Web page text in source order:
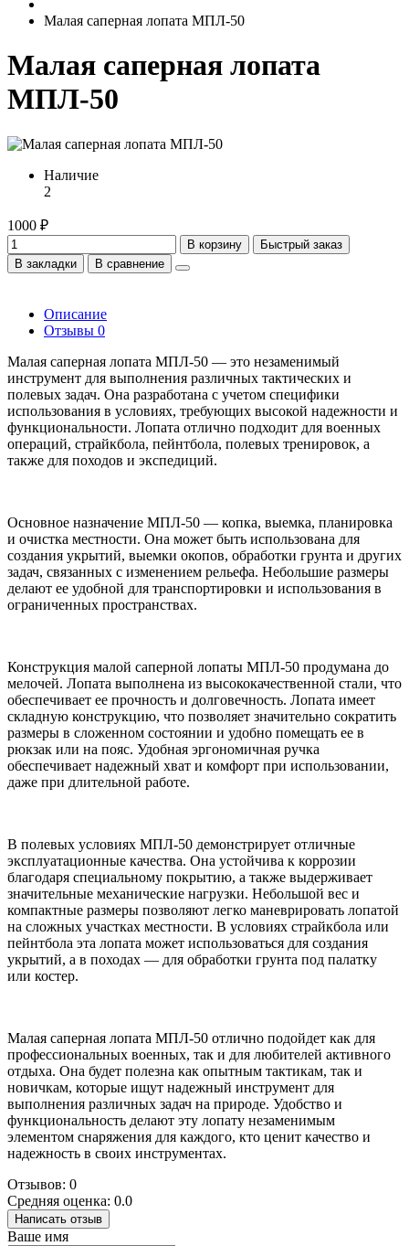
Малая саперная лопата МПЛ-50
Малая саперная лопата
МПЛ-50
Наличие
2
1000 ₽
В корзину
Быстрый заказ
В закладки
В сравнение
Описание
Отзывы 0
Малая саперная лопата МПЛ-50 — это незаменимый
инструмент для выполнения различных тактических и
полевых задач. Она разработана с учетом специфики
использования в условиях, требующих высокой надежности и
функциональности. Лопата отлично подходит для военных
операций, страйкбола, пейнтбола, полевых тренировок, а
также для походов и экспедиций.
Основное назначение МПЛ-50 — копка, выемка, планировка
и очистка местности. Она может быть использована для
создания укрытий, выемки окопов, обработки грунта и других
задач, связанных с изменением рельефа. Небольшие размеры
делают ее удобной для транспортировки и использования в
ограниченных пространствах.
Конструкция малой саперной лопаты МПЛ-50 продумана до
мелочей. Лопата выполнена из высококачественной стали, что
обеспечивает ее прочность и долговечность. Лопата имеет
складную конструкцию, что позволяет значительно сократить
размеры в сложенном состоянии и удобно помещать ее в
рюкзак или на пояс. Удобная эргономичная ручка
обеспечивает надежный хват и комфорт при использовании,
даже при длительной работе.
В полевых условиях МПЛ-50 демонстрирует отличные
эксплуатационные качества. Она устойчива к коррозии
благодаря специальному покрытию, а также выдерживает
значительные механические нагрузки. Небольшой вес и
компактные размеры позволяют легко маневрировать лопатой
на сложных участках местности. В условиях страйкбола или
пейнтбола эта лопата может использоваться для создания
укрытий, а в походах — для обработки грунта под палатку
или костер.
Малая саперная лопата МПЛ-50 отлично подойдет как для
профессиональных военных, так и для любителей активного
отдыха. Она будет полезна как опытным тактикам, так и
новичкам, которые ищут надежный инструмент для
выполнения различных задач на природе. Удобство и
функциональность делают эту лопату незаменимым
элементом снаряжения для каждого, кто ценит качество и
надежность в своих инструментах.
Отзывов: 0
Средняя оценка: 0.0
Написать отзыв
Ваше имя